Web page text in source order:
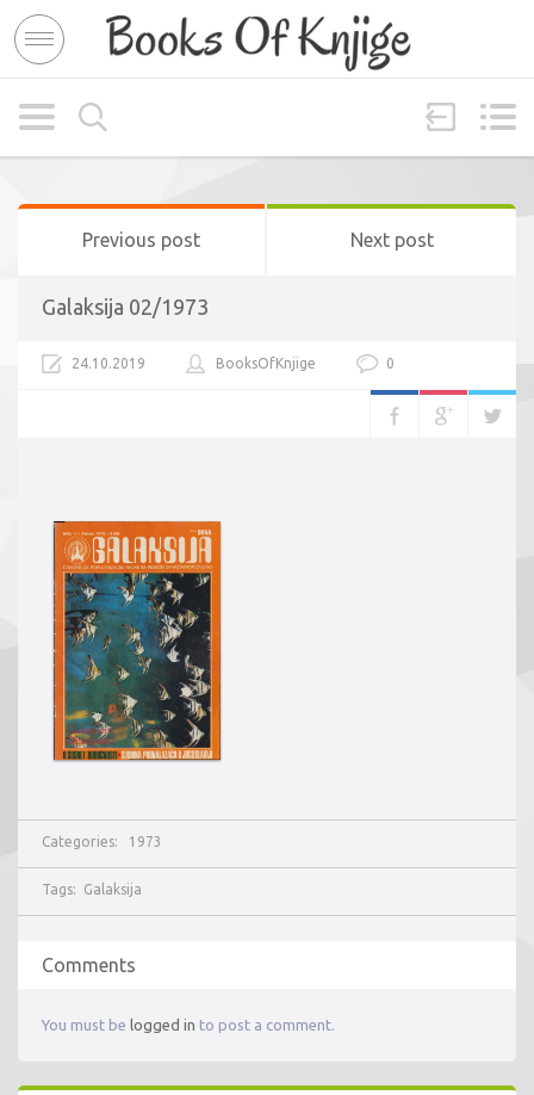
Previous post Next post
Galaksija 02/1973
24.10.2019 BooksOfKnjige 0
Categories: 1973
Tags: Galaksija
Comments
You must be logged in to post a comment.